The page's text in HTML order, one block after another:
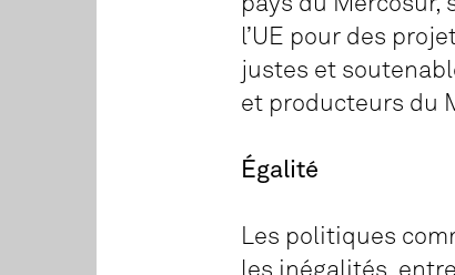
l’UE pour des
justes et
et producteurs du
Égalité
Les politiques